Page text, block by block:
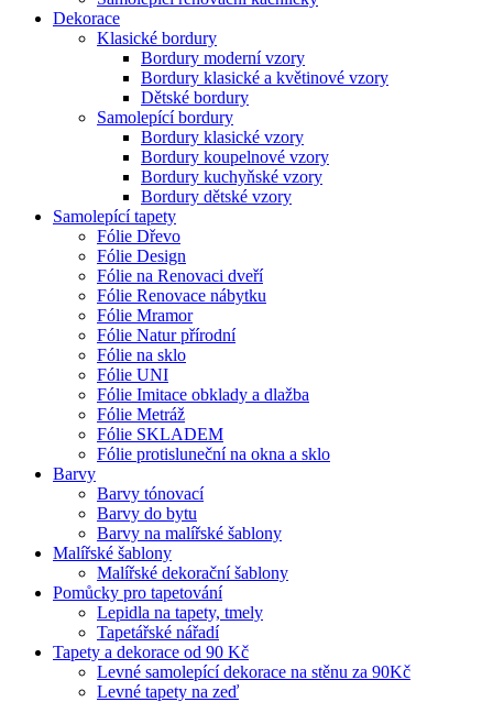
Dekorace
Klasické bordury
Bordury moderní vzory
Bordury klasické a květinové vzory
Dětské bordury
Samolepící bordury
Bordury klasické vzory
Bordury koupelnové vzory
Bordury kuchyňské vzory
Bordury dětské vzory
Samolepící tapety
Fólie Dřevo
Fólie Design
Fólie na Renovaci dveří
Fólie Renovace nábytku
Fólie Mramor
Fólie Natur přírodní
Fólie na sklo
Fólie UNI
Fólie Imitace obklady a dlažba
Fólie Metráž
Fólie SKLADEM
Fólie protisluneční na okna a sklo
Barvy
Barvy tónovací
Barvy do bytu
Barvy na malířské šablony
Malířské šablony
Malířské dekorační šablony
Pomůcky pro tapetování
Lepidla na tapety, tmely
Tapetářské nářadí
Tapety a dekorace od 90 Kč
Levné samolepící dekorace na stěnu za 90Kč
Levné tapety na zeď